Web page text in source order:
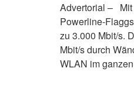
Advertorial – Mit
Powerline-
zu 3.000 Mbit/s.
Mbit/s durch
WLAN im